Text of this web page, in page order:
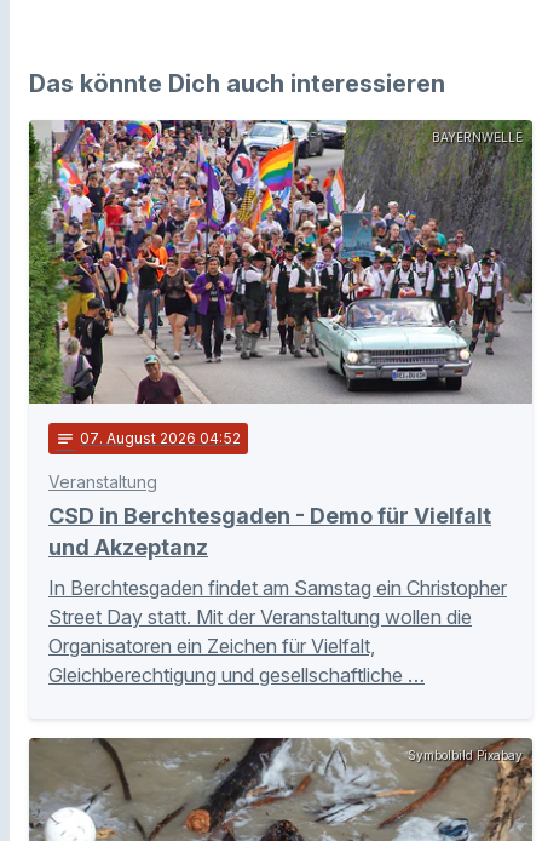
Das könnte Dich auch interessieren
BAYERNWELLE
notes 07. August 2026 04:52
Veranstaltung
CSD in Berchtesgaden - Demo für Vielfalt
und Akzeptanz
In Berchtesgaden findet am Samstag ein Christopher
Street Day statt. Mit der Veranstaltung wollen die
Organisatoren ein Zeichen für Vielfalt,
Gleichberechtigung und gesellschaftliche …
Symbolbild Pixabay